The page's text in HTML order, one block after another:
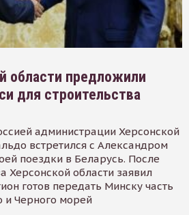
области предложили
для строительства
администрации Херсонской
встретился с Александром
поездки в Беларусь. После
Херсонской области заявил
готов передать Минску часть
и Черного морей